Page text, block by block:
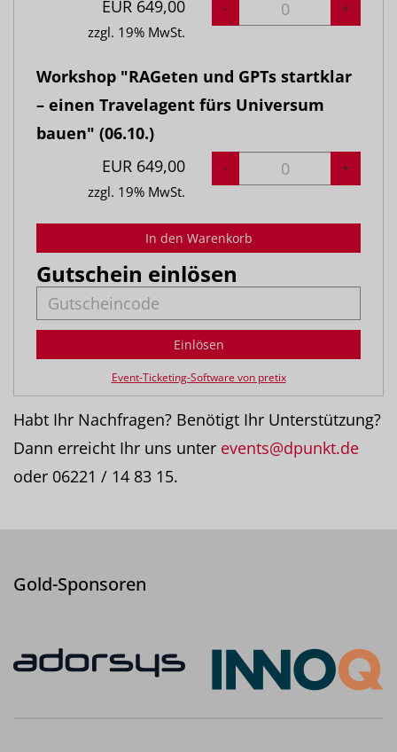
EUR 649,00
zzgl. 19% MwSt.
- +
Workshop "RAGeten und GPTs startklar
– einen Travelagent fürs Universum
bauen" (06.10.)
EUR 649,00
zzgl. 19% MwSt.
- +
In den Warenkorb
Gutschein einlösen
Einlösen
Event-Ticketing-Software von pretix
Habt Ihr Nachfragen? Benötigt Ihr Unterstützung?
Dann erreicht Ihr uns unter events@dpunkt.de
oder 06221 / 14 83 15.
Gold-Sponsoren